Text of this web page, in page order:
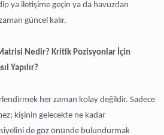
ya iletişime geçin ya da havuzdan
güncel kalır.
Nedir? Kritik Pozisyonlar İçin
Yapılır?
her zaman kolay değildir. Sadece
kişinin gelecekte ne kadar
de göz önünde bulundurmak